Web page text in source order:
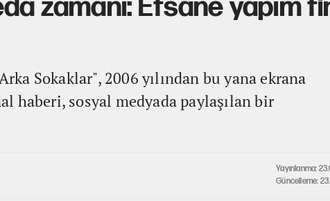
zamanı: Efsane yapım
Sokaklar", 2006 yılından bu yana ekrana
haberi, sosyal medyada paylaşılan bir
Yayınlanma:
Güncelleme: